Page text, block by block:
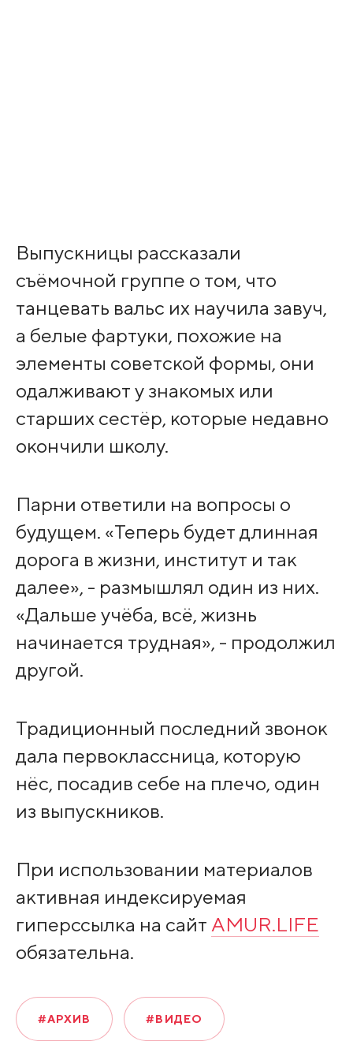
Выпускницы рассказали
съёмочной группе о том, что
танцевать вальс их научила завуч,
а белые фартуки, похожие на
элементы советской формы, они
одалживают у знакомых или
старших сестёр, которые недавно
окончили школу.
Парни ответили на вопросы о
будущем. «Теперь будет длинная
дорога в жизни, институт и так
далее», - размышлял один из них.
«Дальше учёба, всё, жизнь
начинается трудная», - продолжил
другой.
Традиционный последний звонок
дала первоклассница, которую
нёс, посадив себе на плечо, один
из выпускников.
При использовании материалов
активная индексируемая
гиперссылка на сайт AMUR.LIFE
обязательна.
#АРХИВ #ВИДЕО